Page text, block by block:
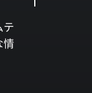
テ
情